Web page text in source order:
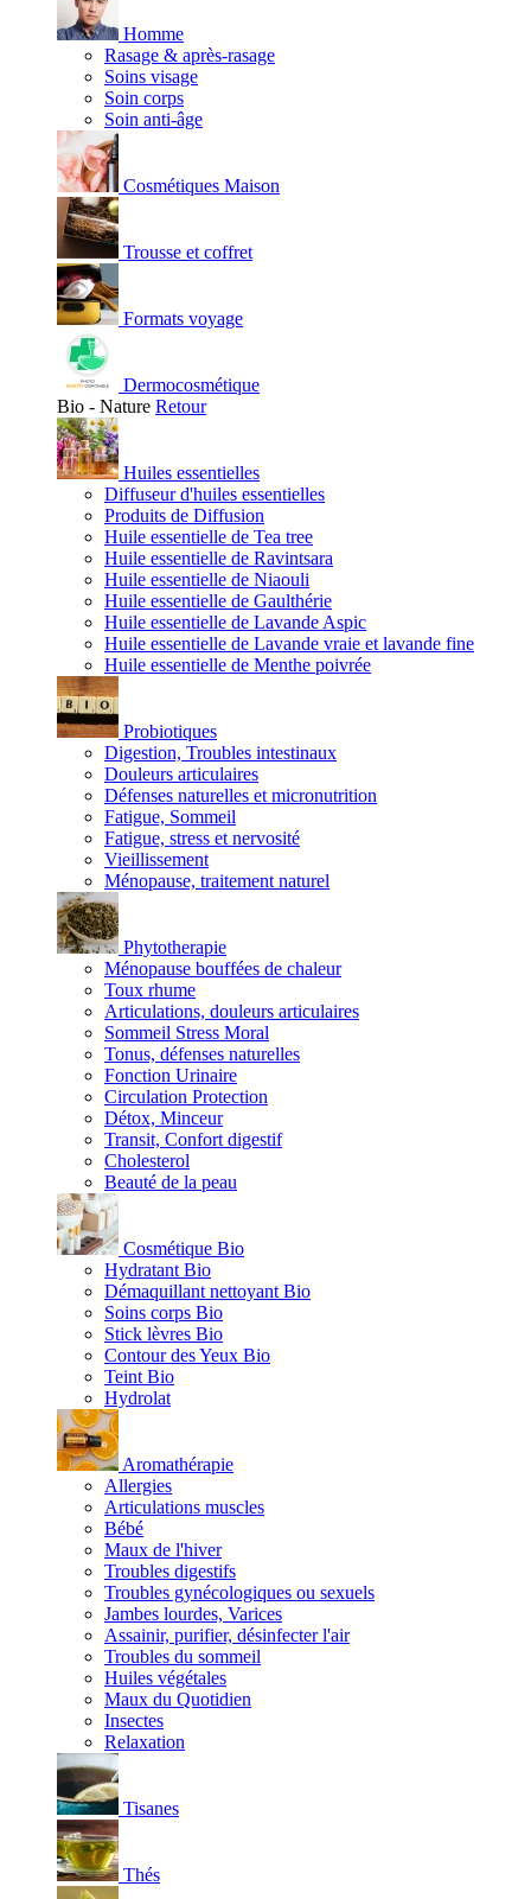
Homme
Rasage & après-rasage
Soins visage
Soin corps
Soin anti-âge
Cosmétiques Maison
Trousse et coffret
Formats voyage
Dermocosmétique
Bio - Nature Retour
Huiles essentielles
Diffuseur d'huiles essentielles
Produits de Diffusion
Huile essentielle de Tea tree
Huile essentielle de Ravintsara
Huile essentielle de Niaouli
Huile essentielle de Gaulthérie
Huile essentielle de Lavande Aspic
Huile essentielle de Lavande vraie et lavande fine
Huile essentielle de Menthe poivrée
Probiotiques
Digestion, Troubles intestinaux
Douleurs articulaires
Défenses naturelles et micronutrition
Fatigue, Sommeil
Fatigue, stress et nervosité
Vieillissement
Ménopause, traitement naturel
Phytotherapie
Ménopause bouffées de chaleur
Toux rhume
Articulations, douleurs articulaires
Sommeil Stress Moral
Tonus, défenses naturelles
Fonction Urinaire
Circulation Protection
Détox, Minceur
Transit, Confort digestif
Cholesterol
Beauté de la peau
Cosmétique Bio
Hydratant Bio
Démaquillant nettoyant Bio
Soins corps Bio
Stick lèvres Bio
Contour des Yeux Bio
Teint Bio
Hydrolat
Aromathérapie
Allergies
Articulations muscles
Bébé
Maux de l'hiver
Troubles digestifs
Troubles gynécologiques ou sexuels
Jambes lourdes, Varices
Assainir, purifier, désinfecter l'air
Troubles du sommeil
Huiles végétales
Maux du Quotidien
Insectes
Relaxation
Tisanes
Thés